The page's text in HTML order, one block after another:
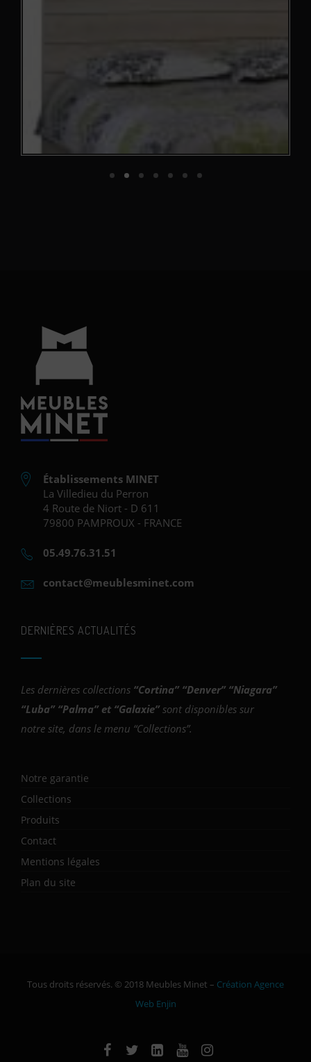
Établissements MINET
La Villedieu du Perron
4 Route de Niort - D 611
79800 PAMPROUX - FRANCE
05.49.76.31.51
contact@meublesminet.com
DERNIÈRES ACTUALITÉS
Les dernières collections “Cortina” “Denver” “Niagara”
“Luba” “Palma” et “Galaxie” sont disponibles sur
notre site, dans le menu “Collections”.
Notre garantie
Collections
Produits
Contact
Mentions légales
Plan du site
Tous droits réservés. © 2018 Meubles Minet – Création Agence
Web Enjin